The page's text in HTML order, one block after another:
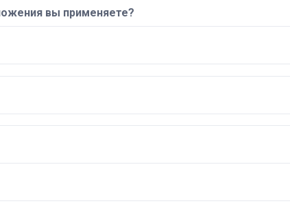
вы применяете?